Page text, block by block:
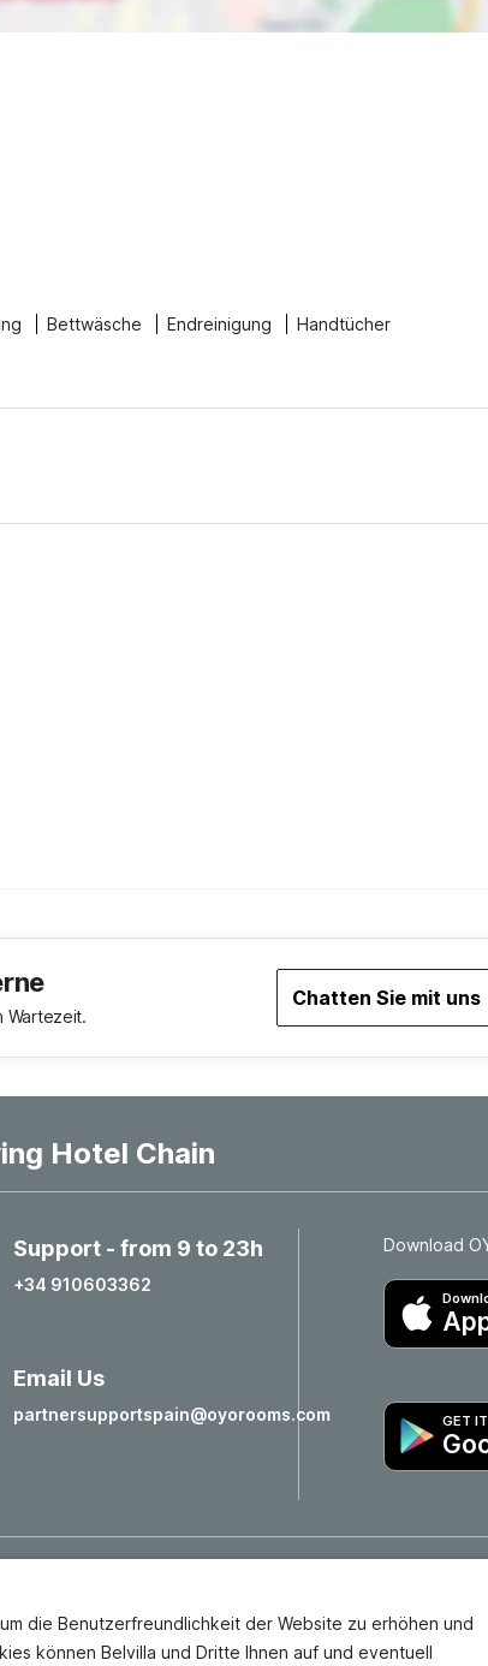
die Benutzerfreundlichkeit der Website zu erhöhen und
können Belvilla und Dritte Ihnen auf und eventuell
Bettwäsche Endreinigung Handtücher
Wartezeit.
Chatten Sie mit uns
Hotel Chain
Support - from 9 to 23h
+34 910603362
Email Us
partnersupportspain@oyorooms.com
Download
GET
Hotels in Valencia Hotels in Salamanca